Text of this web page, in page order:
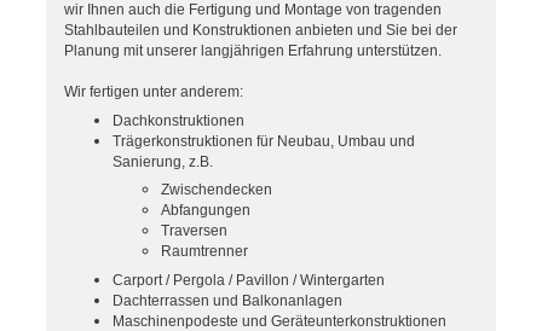
wir Ihnen auch die Fertigung und Montage von tragenden
Stahlbauteilen und Konstruktionen anbieten und Sie bei der
Planung mit unserer langjährigen Erfahrung unterstützen.
Wir fertigen unter anderem:
Dachkonstruktionen
Trägerkonstruktionen für Neubau, Umbau und
Sanierung, z.B.
Zwischendecken
Abfangungen
Traversen
Raumtrenner
Carport / Pergola / Pavillon / Wintergarten
Dachterrassen und Balkonanlagen
Maschinenpodeste und Geräteunterkonstruktionen